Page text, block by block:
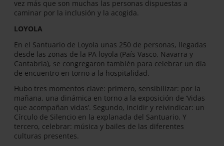
vez más que son muchas las personas dispuestas a
caminar por la inclusión y la acogida.
LOYOLA
En el Santuario de Loyola unas 250 de personas, llegadas
desde las zonas de la PA loyola (País Vasco, Navarra y
Cantabria), se congregaron también para celebrar un día
de encuentro en torno a la hospitalidad.
Hubo tres momentos clave: primero, sensibilizar: por la
mañana, una dinámica en torno a la exposición de ‘Vidas
que acompañan vidas’. Segundo, incidir y reivindicar: un
Círculo de Silencio en la explanada del Santuario. Y
tercero, celebrar: música y bailes de las diferentes
culturas presentes.